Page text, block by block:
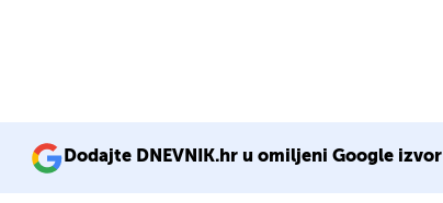
Dodajte DNEVNIK.hr u omiljeni Google izvor